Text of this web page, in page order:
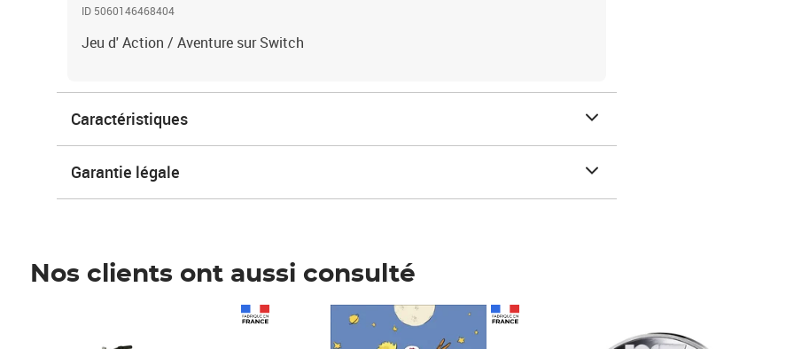
ID 5060146468404
Jeu d' Action / Aventure sur Switch
Caractéristiques
Garantie légale
Nos clients ont aussi consulté
Prix 7,50€